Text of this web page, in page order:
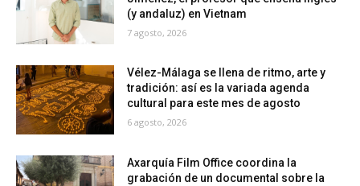
(y andaluz) en Vietnam
7 agosto, 2026
Vélez-Málaga se llena de ritmo, arte y
tradición: así es la variada agenda
cultural para este mes de agosto
6 agosto, 2026
Axarquía Film Office coordina la
grabación de un documental sobre la